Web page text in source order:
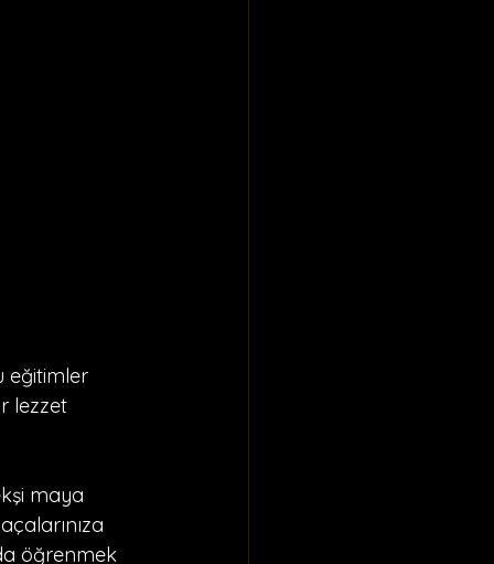
eğitimler
lezzet
maya
öğrenmek